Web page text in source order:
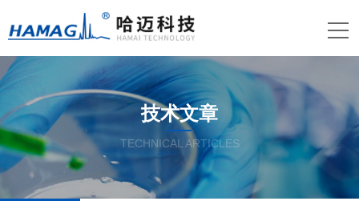
技术文章
TECHNICAL ARTICLES